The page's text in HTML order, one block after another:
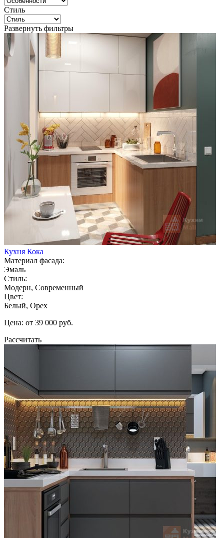
Стиль
Развернуть фильтры
Кухня Кока
Материал фасада:
Эмаль
Стиль:
Модерн, Современный
Цвет:
Белый, Орех
Цена: от 39 000 руб.
Рассчитать